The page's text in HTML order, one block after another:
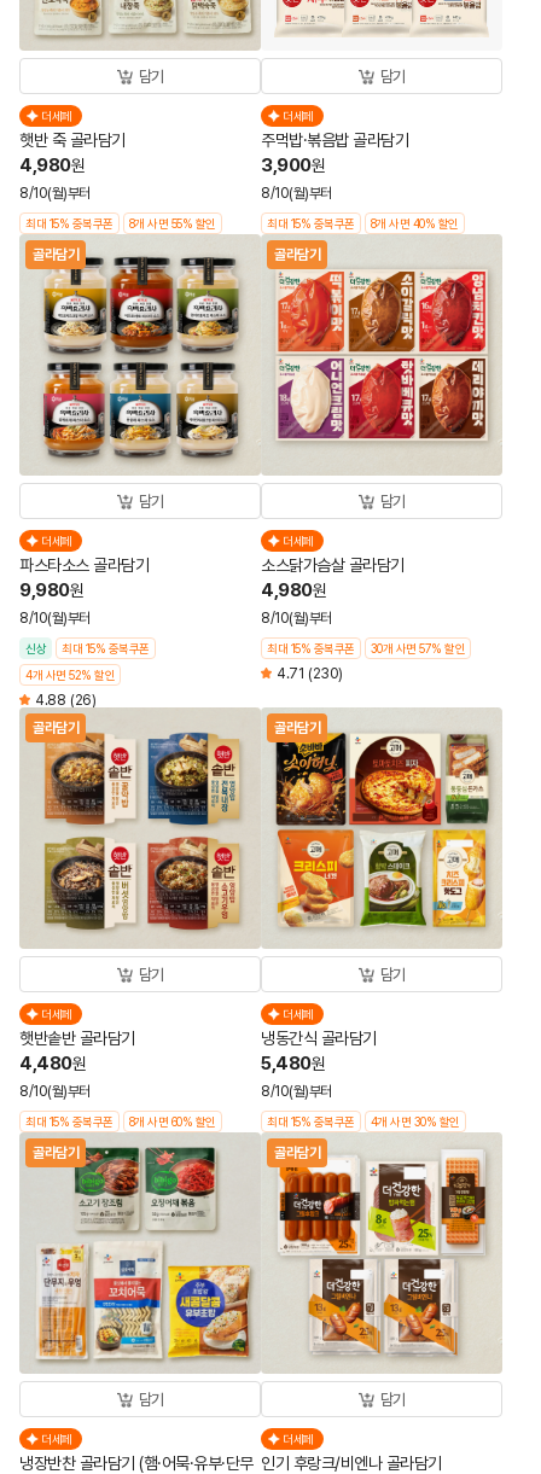
담기
더세페
햇반 죽 골라담기
4,980원
8/10(월)부터
최대 15% 중복쿠폰 8개 사면 55% 할인
담기
더세페
주먹밥·볶음밥 골라담기
3,900원
8/10(월)부터
최대 15% 중복쿠폰 8개 사면 40% 할인
골라담기
담기
더세페
파스타소스 골라담기
9,980원
8/10(월)부터
신상
최대 15% 중복쿠폰
4개 사면 52% 할인
4.88 (26)
골라담기
담기
더세페
소스닭가슴살 골라담기
4,980원
8/10(월)부터
최대 15% 중복쿠폰 30개 사면 57% 할인
4.71 (230)
골라담기
담기
더세페
햇반솥반 골라담기
4,480원
8/10(월)부터
최대 15% 중복쿠폰 8개 사면 60% 할인
골라담기
담기
더세페
냉동간식 골라담기
5,480원
8/10(월)부터
최대 15% 중복쿠폰 4개 사면 30% 할인
골라담기
담기
더세페
냉장반찬 골라담기 (햄·어묵·유부·단무
골라담기
담기
더세페
인기 후랑크/비엔나 골라담기